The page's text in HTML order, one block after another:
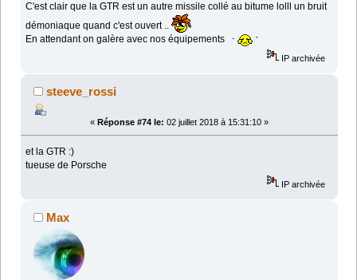
C'est clair que la GTR est un autre missile collé au bitume lolll un bruit
démoniaque quand c'est ouvert ..
En attendant on galère avec nos équipements
IP archivée
steeve_rossi
« Réponse #74 le: 02 juillet 2018 à 15:31:10 »
et la GTR :)
tueuse de Porsche
IP archivée
Max